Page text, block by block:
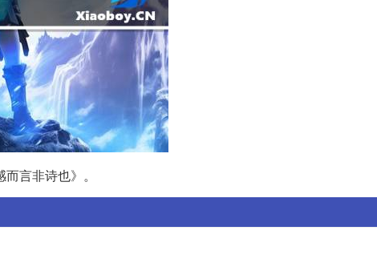
言非诗也》。